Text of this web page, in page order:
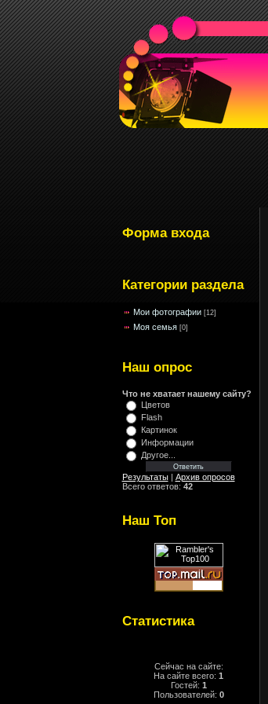
Форма входа
Категории раздела
Мои фотографии [12]
Моя семья [0]
Наш опрос
Что не хватает нашему сайту?
Цветов
Flash
Картинок
Информации
Другое...
Результаты| Архив опросов
Всего ответов: 42
Наш Топ
Статистика
Сейчас на сайте:
На сайте всего: 1
Гостей: 1
Пользователей: 0